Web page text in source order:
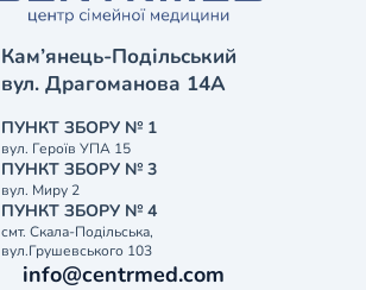
Кам’янець-Подільський
вул. Драгоманова 14А
ПУНКТ ЗБОРУ № 1
вул. Героїв УПА 15
ПУНКТ ЗБОРУ № 3
вул. Миру 2
ПУНКТ ЗБОРУ № 4
смт. Скала-Подільська,
вул.Грушевського 103
info@centrmed.com